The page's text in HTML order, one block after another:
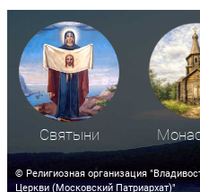
Святыни
© Религиозная организация
Церкви (Московский Патриархат)"